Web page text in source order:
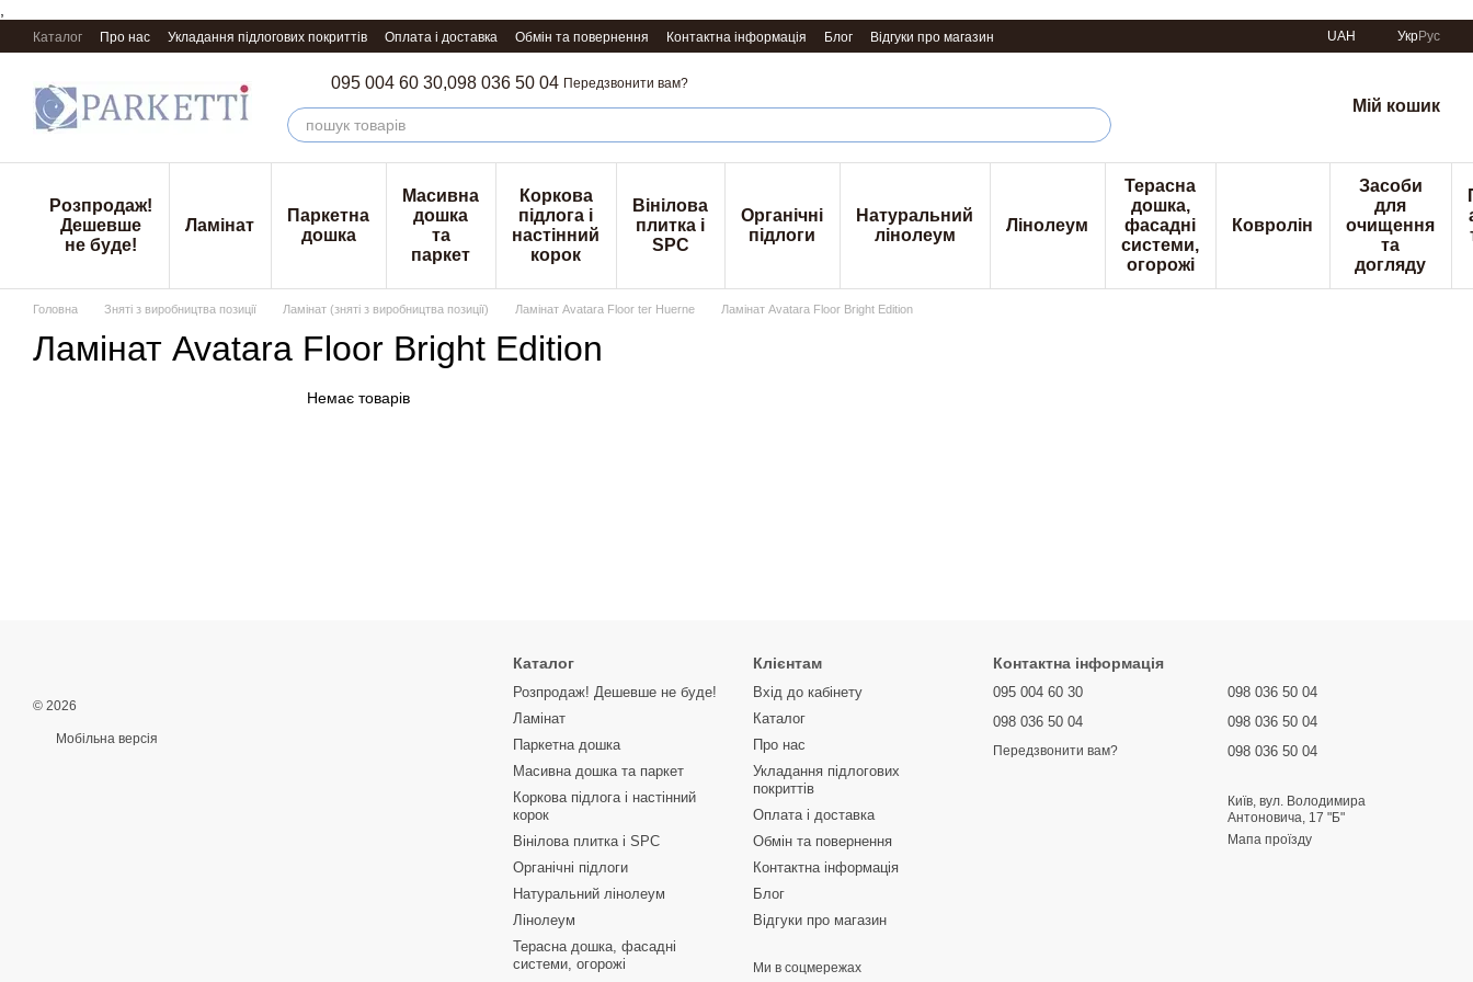
Перейти к основному контенту
Каталог Про нас Укладання підлогових покриттів Оплата і доставка Обмін та повернення Контактна інформація Блог Відгуки про магазин UAH УкрРус
095 004 60 30,098 036 50 04 Передзвонити вам?
Мій кошик
Розпродаж!
Дешевше
не буде!
Ламінат
Паркетна
дошка
Масивна
дошка
та
паркет
Коркова
підлога і
настінний
корок
Вінілова
плитка і
SPC
Органічні
підлоги
Натуральний
лінолеум
Лінолеум
Терасна
дошка,
фасадні
системи,
огорожі
Ковролін
Засоби
для
очищення
та
догляду
Головна Зняті з виробництва позиції Ламінат (зняті з виробництва позиції) Ламінат Avatara Floor ter Huerne Ламінат Avatara Floor Bright Edition
Ламінат Avatara Floor Bright Edition
Немає товарів
© 2026
Мобільна версія
Каталог
Розпродаж! Дешевше не буде!
Ламінат
Паркетна дошка
Масивна дошка та паркет
Коркова підлога і настінний
корок
Вінілова плитка і SPC
Органічні підлоги
Натуральний лінолеум
Лінолеум
Терасна дошка, фасадні
системи, огорожі
Клієнтам
Вхід до кабінету
Каталог
Про нас
Укладання підлогових
покриттів
Оплата і доставка
Обмін та повернення
Контактна інформація
Блог
Відгуки про магазин
Ми в соцмережах
Контактна інформація
095 004 60 30
098 036 50 04
Передзвонити вам?
098 036 50 04
098 036 50 04
098 036 50 04
Київ, вул. Володимира
Антоновича, 17 "Б"
Мапа проїзду